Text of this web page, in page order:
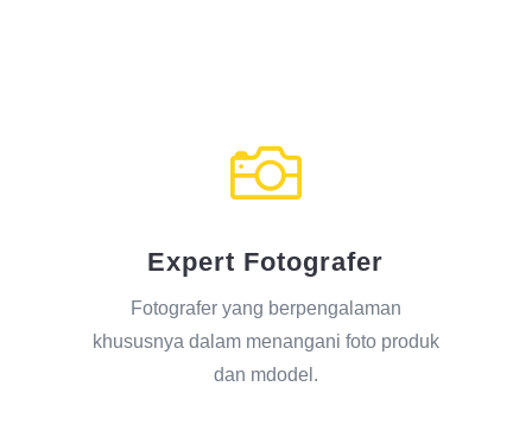

Expert Fotografer
Fotografer yang berpengalaman
khususnya dalam menangani foto produk
dan mdodel.